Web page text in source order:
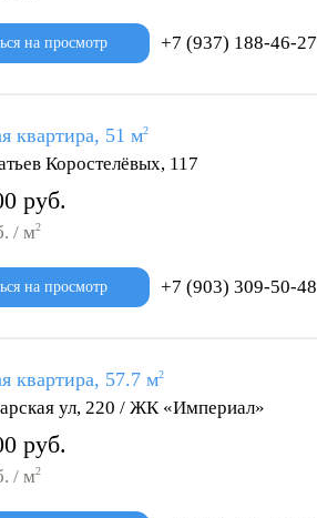
на просмотр +7 (937) 188-46-27
квартира, 51 м2
Коростелёвых, 117
руб.
/ м2
на просмотр +7 (903) 309-50-48
квартира, 57.7 м2
ул, 220 / ЖК «Империал»
руб.
/ м2